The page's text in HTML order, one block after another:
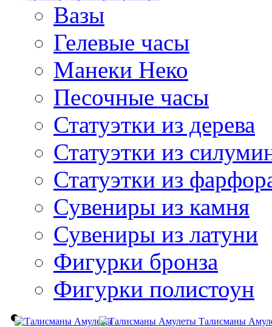
Вазы
Гелевые часы
Манеки Неко
Песочные часы
Статуэтки из дерева
Статуэтки из
Статуэтки из
Сувениры из камня
Сувениры из латуни
Фигурки бронза
Фигурки полистоун
Талисманы